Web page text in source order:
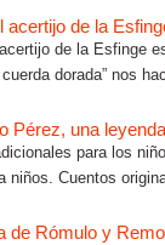
acertijo de la
de la Esfinge
dorada” nos
Pérez, una
para los
niños. Cuentos
de Rómulo y